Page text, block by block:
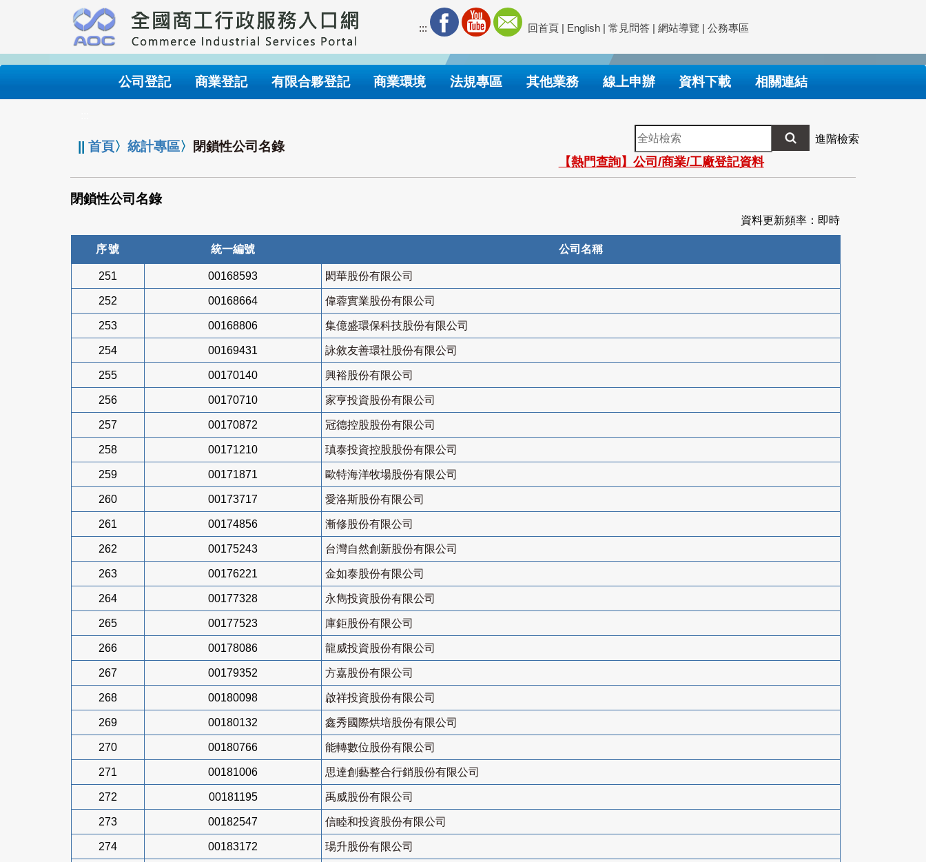
要
內
::: 回首頁 | English | 常見問答 | 網站導覽 | 公務專區
公司登記 商業登記 有限合夥登記 商業環境 法規專區 其他業務 線上申辦 資料下載 相關連結
||首頁〉統計專區〉 閉鎖性公司名錄
全
站
檢
索
進階檢索
【熱門查詢】公司/商業/工廠登記資料
閉鎖性公司名錄
資料更新頻率：即時
序號 統一編號 公司名稱
251 00168593 閎華股份有限公司
252 00168664 偉蓉實業股份有限公司
253 00168806 集億盛環保科技股份有限公司
254 00169431 詠敘友善環社股份有限公司
255 00170140 興裕股份有限公司
256 00170710 家亨投資股份有限公司
257 00170872 冠德控股股份有限公司
258 00171210 瑱泰投資控股股份有限公司
259 00171871 歐特海洋牧場股份有限公司
260 00173717 愛洛斯股份有限公司
261 00174856 漸修股份有限公司
262 00175243 台灣自然創新股份有限公司
263 00176221 金如泰股份有限公司
264 00177328 永雋投資股份有限公司
265 00177523 庫鉅股份有限公司
266 00178086 龍威投資股份有限公司
267 00179352 方嘉股份有限公司
268 00180098 啟祥投資股份有限公司
269 00180132 鑫秀國際烘培股份有限公司
270 00180766 能轉數位股份有限公司
271 00181006 思達創藝整合行銷股份有限公司
272 00181195 禹威股份有限公司
273 00182547 信睦和投資股份有限公司
274 00183172 瑒升股份有限公司